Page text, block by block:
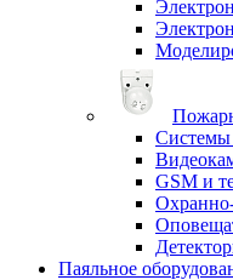
Системы
GSM и
Паяльное